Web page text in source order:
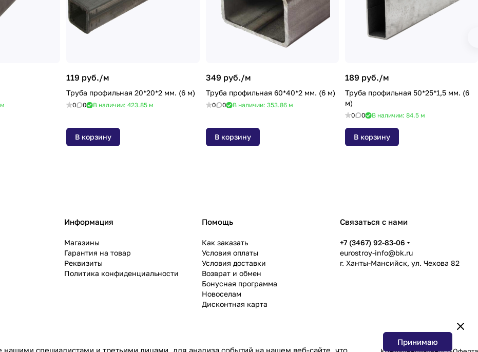
м
119 руб./м
Труба профильная 20*20*2 мм. (6 м)
0 0 В наличии: 423.85 м
В корзину
349 руб./м
Труба профильная 60*40*2 мм. (6 м)
0 0 В наличии: 353.86 м
В корзину
189 руб./м
Труба профильная 50*25*1,5 мм. (6
м)
0 0 В наличии: 84.5 м
В корзину
Информация
Магазины
Гарантия на товар
Реквизиты
Политика конфиденциальности
Помощь
Как заказать
Условия оплаты
Условия доставки
Возврат и обмен
Бонусная программа
Новоселам
Дисконтная карта
Связаться с нами
+7 (3467) 92-83-06
eurostroy-info@bk.ru
г. Ханты-Мансийск, ул. Чехова 82
специалистами и третьими лицами, для анализа событий на нашем веб-сайте, что
Принимаю